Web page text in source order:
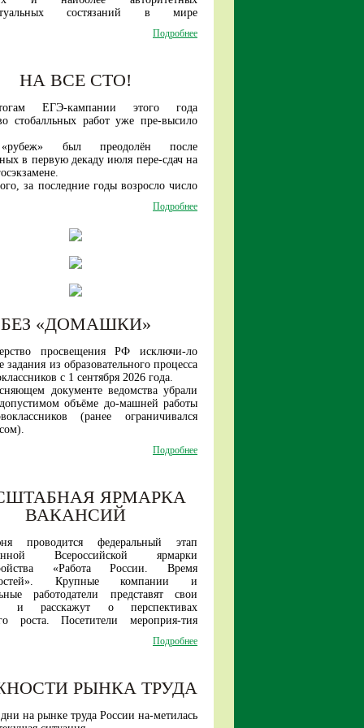
на рынке труда без доучивания
отделения университе-тов-
более 40 тысяч абитуриентов.
состязаний в мире
среди участников из более чем 100
Подробнее
НА ВСЕ СТО!
ЕГЭ-кампании этого года
стобалльных работ уже пре-высило
был преодолён после
в первую декаду июля пере-сдач на
за последние годы возросло число
Подробнее
БЕЗ «ДОМАШКИ»
просвещения РФ исключи-ло
из образовательного процесса
с 1 сентября 2026 года.
документе ведомства убрали
объёме до-машней работы
(ранее ограничивался
стратегии развития образова-ния по
в первых классах российских школ
проходить без домашней нагрузки.
Подробнее
ЯРМАРКА
ВАКАНСИЙ
проводится федеральный этап
Всероссийской ярмарки
«Работа России. Время
». Крупные компании и
работодатели представят свои
и расскажут о перспективах
роста. Посетители мероприя-тия
соиска-телей.
многие предприятия принимают на
обучение в собственных учебных
иногородним предоста-вляют жилье
Подробнее
РЫНКА ТРУДА
на рынке труда России на-метилась